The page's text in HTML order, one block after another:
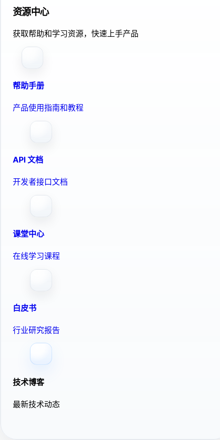
资源中心
获取帮助和学习资源，快速上手产品
帮助手册
产品使用指南和教程
API 文档
开发者接口文档
课堂中心
在线学习课程
白皮书
行业研究报告
技术博客
最新技术动态